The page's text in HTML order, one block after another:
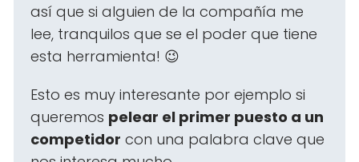
así que si alguien de la compañía me
lee, tranquilos que se el poder que tiene
esta herramienta! 😉
Esto es muy interesante por ejemplo si
queremos pelear el primer puesto a un
competidor con una palabra clave que